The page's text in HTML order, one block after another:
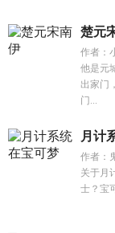
楚元
作者：
他是元
出家门
门...
月计
作者：
关于月
士？宝